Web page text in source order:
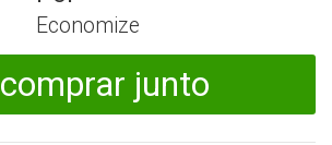
Economize
comprar junto